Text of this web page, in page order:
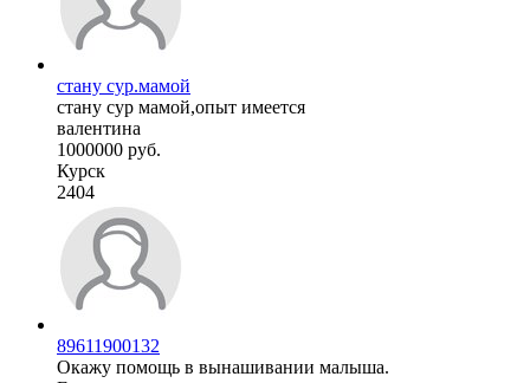
стану сур.мамой
стану сур мамой,опыт имеется
валентина
1000000 руб.
Курск
2404
89611900132
Окажу помощь в вынашивании малыша.